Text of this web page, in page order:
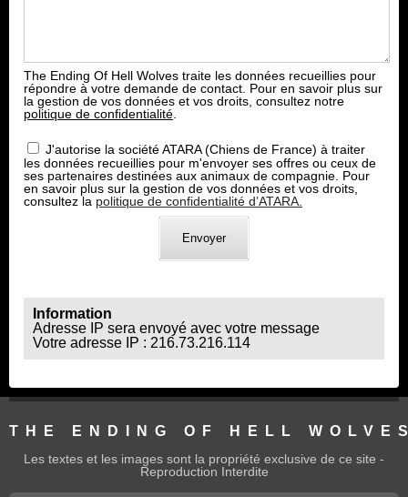
The Ending Of Hell Wolves traite les données recueillies pour
répondre à votre demande de contact. Pour en savoir plus sur
la gestion de vos données et vos droits, consultez notre
politique de confidentialité
J'autorise la société ATARA (Chiens de France) à traiter
les données recueillies pour m'envoyer ses offres ou ceux de
ses partenaires destinées aux animaux de compagnie. Pour
en savoir plus sur la gestion de vos données et vos droits,
consultez la politique de confidentialité d’ATARA.
Information
Adresse IP sera envoyé avec votre message
Votre adresse IP : 216.73.216.114
THE ENDING OF HELL
Les textes et les images sont la propriété exclusive de ce site -
Reproduction Interdite